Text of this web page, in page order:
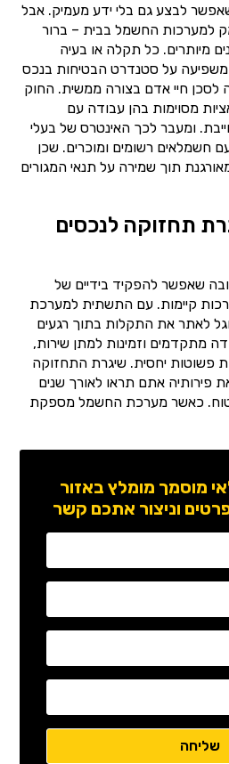
לבצע גם בלי ידע מעמיק. אבל
למערכות החשמל בבית – ברור
מיותרים. כל תקלה או בעיה
על סטנדרט הבטיחות בנכס
לסכן חיי אדם בצורה ממשית. החוק
מסוימות בהן עבודה עם
ומעבר לכך האינטרס של בעלי
חשמלאים רשומים ומוכרים. שכן
תוך שמירה על תנאי המגורים
תחזוקה לנכסים
שאפשר להפקיד בידיים של
קיימות. עם התשתית למערכת
לאתר את התקלות בתוך רגעים
מתקדמים וזמינות למתן שירות,
פשוטות יחסית. שיגרת התחזוקה
פירותיה אתם תראו לאורך שנים
כאשר מערכת החשמל מספקת
מוסמך מומלץ באזור
וניצור אתכם קשר